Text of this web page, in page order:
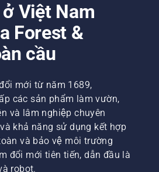
Việt Nam
Forest &
cầu
mới từ năm 1689,
các sản phẩm làm vườn,
và lâm nghiệp chuyên
khả năng sử dụng kết hợp
và bảo vệ môi trường
đổi mới tiên tiến, dẫn đầu là
robot.